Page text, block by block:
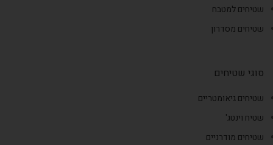
שטיחים למטבח
שטיחים מסדרון
סוגי שטיחים
שטיחים גיאומטריים
שטיח וינטג'
שטיחים מודרניים